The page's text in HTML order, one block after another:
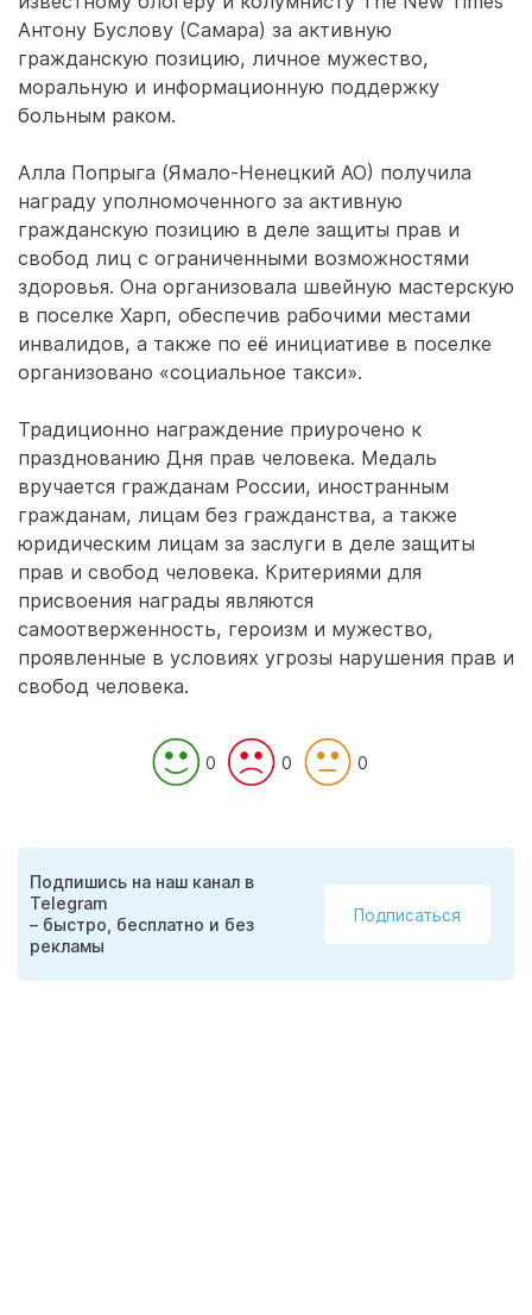
Антону Буслову (Самара) за активную
гражданскую позицию, личное мужество,
моральную и информационную поддержку
больным раком.
Алла Попрыга (Ямало-Ненецкий АО) получила
награду уполномоченного за активную
гражданскую позицию в деле защиты прав и
свобод лиц с ограниченными возможностями
здоровья. Она организовала швейную мастерскую
в поселке Харп, обеспечив рабочими местами
инвалидов, а также по её инициативе в поселке
организовано «социальное такси».
Традиционно награждение приурочено к
празднованию Дня прав человека. Медаль
вручается гражданам России, иностранным
гражданам, лицам без гражданства, а также
юридическим лицам за заслуги в деле защиты
прав и свобод человека. Критериями для
присвоения награды являются
самоотверженность, героизм и мужество,
проявленные в условиях угрозы нарушения прав и
свобод человека.
0 0 0
Подпишись на наш канал в
Telegram
– быстро, бесплатно и без
рекламы
Подписаться